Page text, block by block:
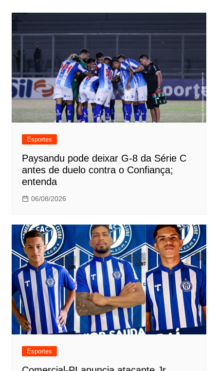
Post
Esportes
Paysandu pode deixar G-8 da Série C
antes de duelo contra o Confiança;
entenda
06/08/2026
Esportes